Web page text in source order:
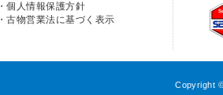
・個人情報保護方針
・古物営業法に基づく表示
Copyright